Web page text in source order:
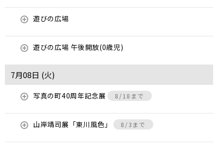
遊びの広場
遊びの広場 午後開放(0歳児)
7月08日 (火)
写真の町40周年記念展 8/18まで
山岸靖司展「東川風色」 8/3まで